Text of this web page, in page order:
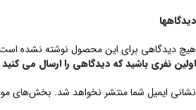
دیدگاهها
هیچ دیدگاهی برای این محصول نوشته نشده
اولین نفری باشید که دیدگاهی را ارسال می
نشانی ایمیل شما منتشر نخواهد شد. بخش‌های